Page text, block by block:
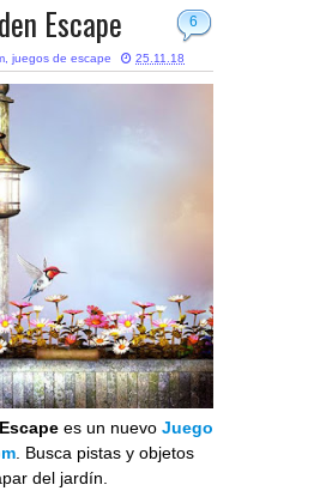
6
Escape
, juegos de escape 25.11.18
es un nuevo Juego
. Busca pistas y objetos
del jardín.